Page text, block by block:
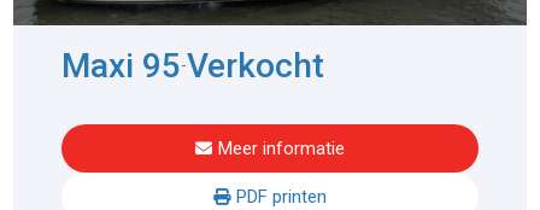
Maxi 95-Verkocht
Meer informatie
PDF printen